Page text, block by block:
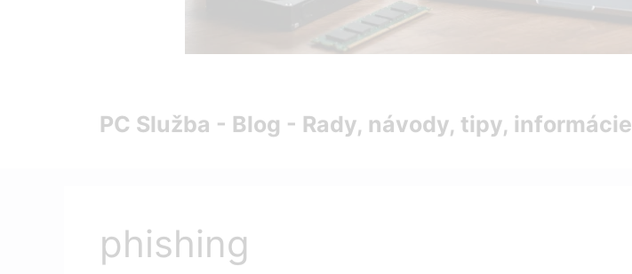
PC Služba - Blog - Rady, návody, tipy, informácie
phishing